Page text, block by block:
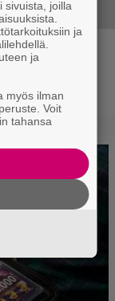
sivuista, joilla
ja
ja
myös ilman
Voit
tahansa